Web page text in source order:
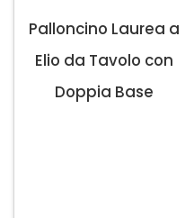
Palloncino Laurea a
Elio da Tavolo con
Doppia Base